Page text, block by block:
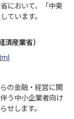
において、「中東
ています。
産業省）
の金融・経営に関
う中小企業者向け
せします。